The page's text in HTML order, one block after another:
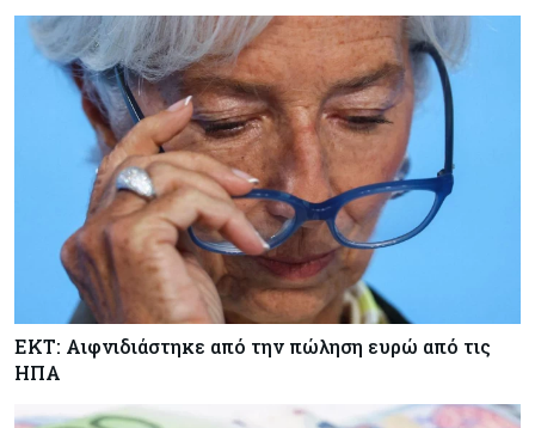
ΕΚΤ: Αιφνιδιάστηκε από την πώληση ευρώ από τις
ΗΠΑ